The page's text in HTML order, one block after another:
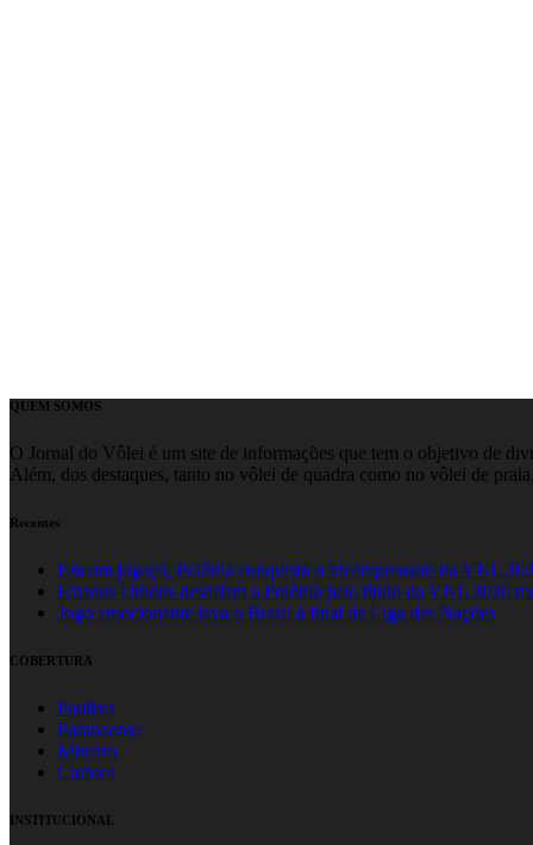
QUEM SOMOS
O Jornal do Vôlei é um site de informações que tem o objetivo de
Além, dos destaques, tanto no vôlei de quadra como no vôlei de
Recentes
Em um jogaço, Polônia conquista o tricampeonato da VNL
Estados Unidos desafiam a Polônia pelo título da VNL 2026
Jogo emocionante leva o Brasil à final da Liga das Nações
COBERTURA
Paulista
Paranaense
Mineiro
Carioca
INSTITUCIONAL